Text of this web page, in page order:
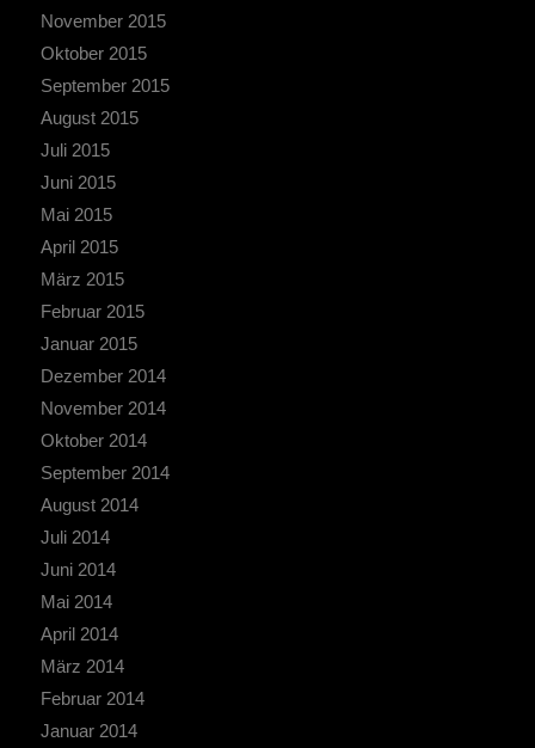
November 2015
Oktober 2015
September 2015
August 2015
Juli 2015
Juni 2015
Mai 2015
April 2015
März 2015
Februar 2015
Januar 2015
Dezember 2014
November 2014
Oktober 2014
September 2014
August 2014
Juli 2014
Juni 2014
Mai 2014
April 2014
März 2014
Februar 2014
Januar 2014